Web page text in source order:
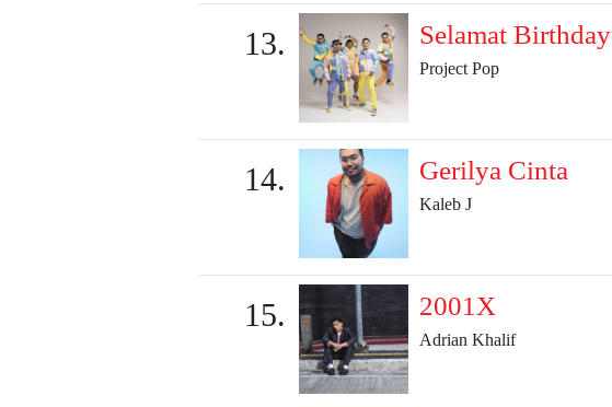
Selamat Birthday
Project Pop
Gerilya Cinta
Kaleb J
2001X
Adrian Khalif